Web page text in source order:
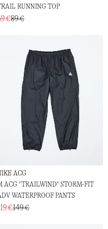
RUNNING TOP
€89 €
ACG
ACG "TRAILWIND" STORM-FIT
WATERPROOF PANTS
€149 €